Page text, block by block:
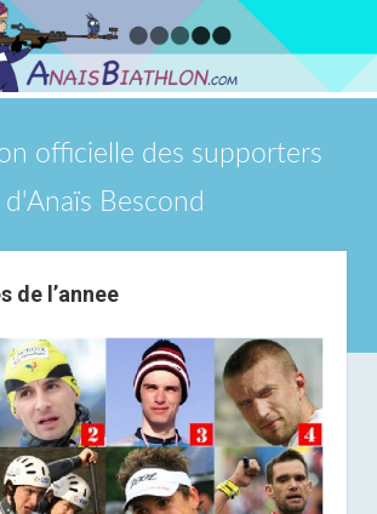
officielle des supporters
d'Anaïs Bescond
de l’annee